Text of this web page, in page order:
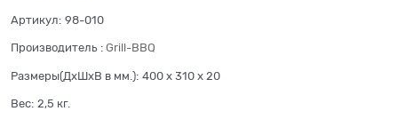
Артикул: 98-010
Производитель : Grill-BBQ
Размеры(ДхШхВ в мм.): 400 x 310 x 20
Вес: 2,5 кг.